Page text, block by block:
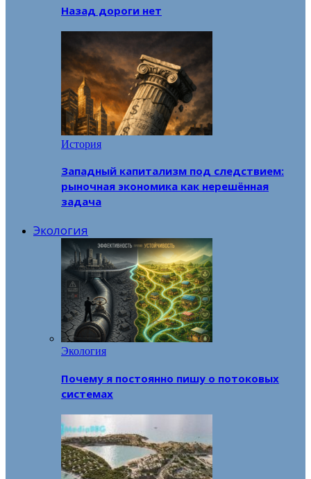
Назад дороги нет
История
Западный капитализм под следствием:
рыночная экономика как нерешённая
задача
Экология
Экология
Почему я постоянно пишу о потоковых
системах